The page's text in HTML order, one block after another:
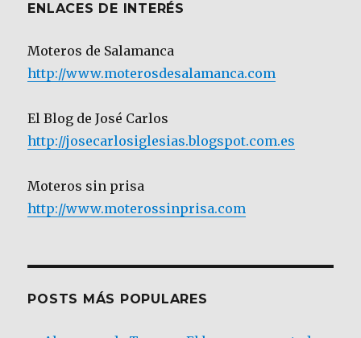
ENLACES DE INTERÉS
Moteros de Salamanca
http://www.moterosdesalamanca.com
El Blog de José Carlos
http://josecarlosiglesias.blogspot.com.es
Moteros sin prisa
http://www.moterossinprisa.com
POSTS MÁS POPULARES